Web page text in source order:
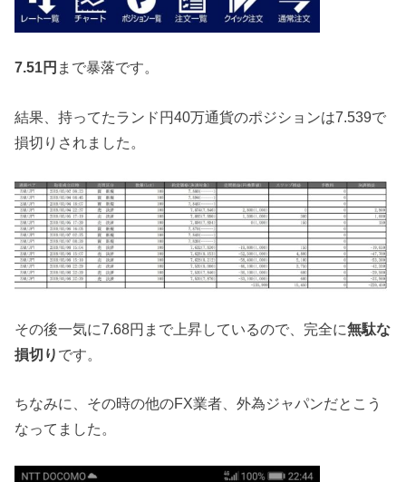
7.51円 まで暴落です。
結果、持ってたランド円40万通貨のポジションは7.539で
損切りされました。
その後一気に7.68円まで上昇しているので、完全に無駄な
損切り です。
ちなみに、その時の他のFX業者、外為ジャパンだとこう
なってました。